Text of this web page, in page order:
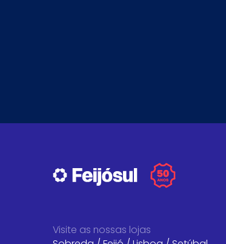
Visite as nossas lojas